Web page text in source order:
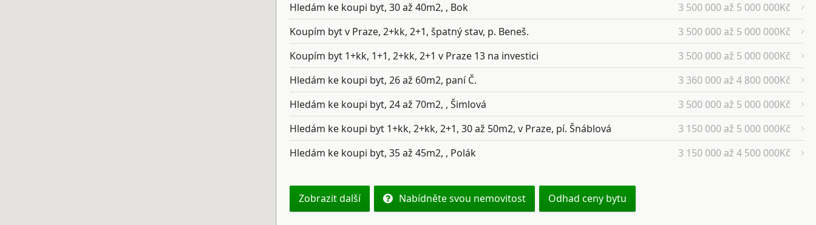
Hledám ke koupi byt, 30 až 40m2, , Bok
3 500 000 až 5 000 000Kč
Koupím byt v Praze, 2+kk, 2+1, špatný stav, p. Beneš.
3 500 000 až 5 000 000Kč
Koupím byt 1+kk, 1+1, 2+kk, 2+1 v Praze 13 na investici
3 500 000 až 5 000 000Kč
Hledám ke koupi byt, 26 až 60m2, paní Č.
3 360 000 až 4 800 000Kč
Hledám ke koupi byt, 24 až 70m2, , Šimlová
3 500 000 až 5 000 000Kč
Hledám ke koupi byt 1+kk, 2+kk, 2+1, 30 až 50m2, v Praze, pí. Šnáblová
3 150 000 až 5 000 000Kč
Hledám ke koupi byt, 35 až 45m2, , Polák
3 150 000 až 4 500 000Kč
Zobrazit další Nabídněte svou nemovitost Odhad ceny bytu